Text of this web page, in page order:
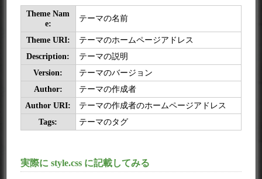
Theme Nam
e:
テーマの名前
Theme URI:
テーマのホームページアドレス
Description:
テーマの説明
Version:
テーマのバージョン
Author:
テーマの作成者
Author URI:
テーマの作成者のホームページアドレス
Tags:
テーマのタグ
実際に style.css に記載してみる